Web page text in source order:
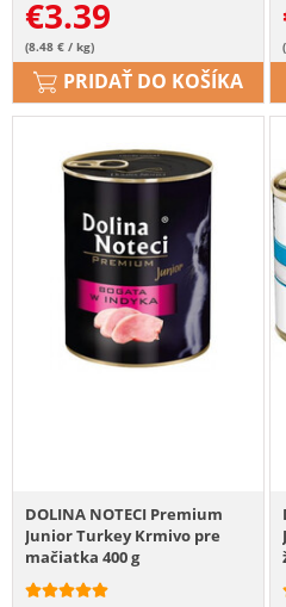
€3.39
(8.48 € / kg)
PRIDAŤ DO KOŠÍKA
DOLINA NOTECI Premium
Junior Turkey Krmivo pre
mačiatka 400 g